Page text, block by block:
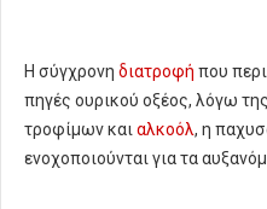
Η σύγχρονη διατροφή που
πηγές ουρικού οξέος, λόγω
τροφίμων και αλκοόλ, η
ενοχοποιούνται για τα